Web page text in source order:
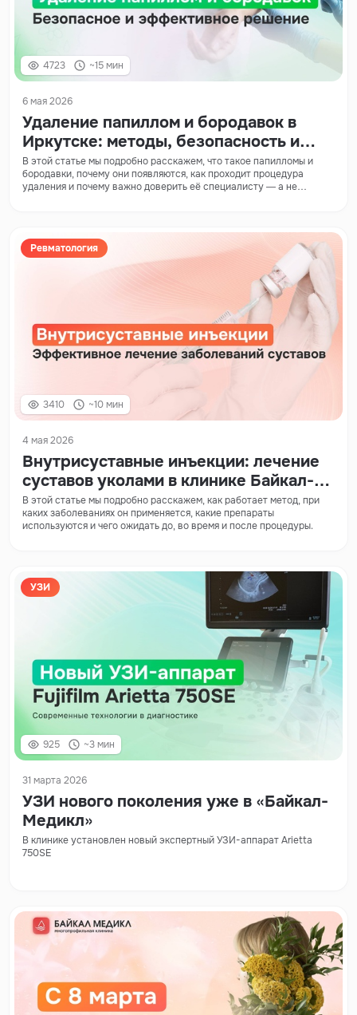
4723 ~15 мин
6 мая 2026
Удаление папиллом и бородавок в
Иркутске: методы, безопасность и
уход после процедуры
В этой статье мы подробно расскажем, что такое папилломы и
бородавки, почему они появляются, как проходит процедура
удаления и почему важно доверить её специалисту — а не
3410 ~10 мин
Ревматология
4 мая 2026
Внутрисуставные инъекции: лечение
суставов уколами в клинике Байкал-
Медикл
В этой статье мы подробно расскажем, как работает метод, при
каких заболеваниях он применяется, какие препараты
используются и чего ожидать до, во время и после процедуры.
925 ~3 мин
УЗИ
31 марта 2026
УЗИ нового поколения уже в «Байкал-
Медикл»
В клинике установлен новый экспертный УЗИ-аппарат Arietta
750SE